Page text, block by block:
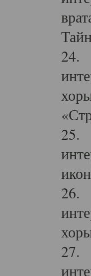
24.
25.
26.
27.